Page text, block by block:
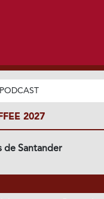
PODCAST
2027
de Santander